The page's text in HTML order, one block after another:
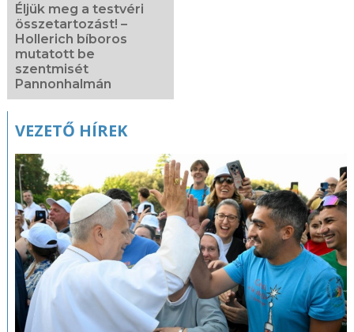
Éljük meg a testvéri
összetartozást! –
Hollerich bíboros
mutatott be
szentmisét
Pannonhalmán
VEZETŐ HÍREK